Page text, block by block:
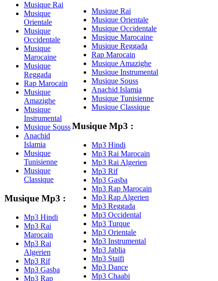
Musique Rai
Musique
Orientale
Musique
Occidentale
Musique
Marocaine
Musique
Reggada
Rap Marocain
Musique
Amazighe
Musique
Instrumental
Musique Souss
Anachid
Islamia
Musique
Tunisienne
Musique
Classique
Musique Mp3 :
Mp3 Hindi
Mp3 Rai
Marocain
Mp3 Rai
Algerien
Mp3 Rif
Mp3 Gasba
Mp3 Rap
Musique Rai
Musique Orientale
Musique Occidentale
Musique Marocaine
Musique Reggada
Rap Marocain
Musique Amazighe
Musique Instrumental
Musique Souss
Anachid Islamia
Musique Tunisienne
Musique Classique
Musique Mp3 :
Mp3 Hindi
Mp3 Rai Marocain
Mp3 Rai Algerien
Mp3 Rif
Mp3 Gasba
Mp3 Rap Marocain
Mp3 Rap Algerien
Mp3 Reggada
Mp3 Occidental
Mp3 Turque
Mp3 Orientale
Mp3 Instrumental
Mp3 Jablia
Mp3 Staifi
Mp3 Dance
Mp3 Chaabi